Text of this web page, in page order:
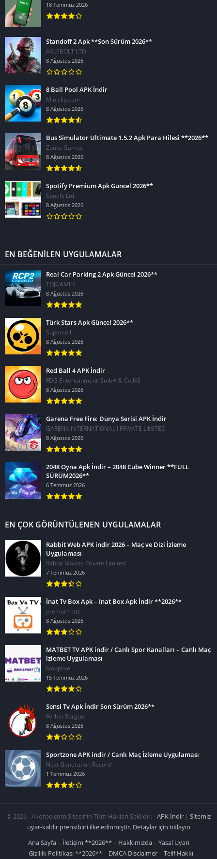
18 Temmuz 2026
Standoff 2 Apk **Son Sürüm 2026**
AXLEBOLT LTD
8 Ağustos 2026
8 Ball Pool APK İndir
Miniclip.com
8 Ağustos 2026
Bus Simulator Ultimate 1.5.2 Apk Para Hilesi **2026**
Zuuks Games
8 Ağustos 2026
Spotify Premium Apk Güncel 2026**
Spotify Ltd.
8 Ağustos 2026
EN BEĞENİLEN UYGULAMALAR
Real Car Parking 2 Apk Güncel 2026**
TOJGAMES
8 Ağustos 2026
Türk Stars Apk Güncel 2026**
Supercell
8 Ağustos 2026
Red Ball 4 APK İndir
FDG Entertainment GmbH & Co.KG
8 Ağustos 2026
Garena Free Fire: Dünya Serisi APK İndir
GARENA INTERNATIONAL I PRIVATE LIMITED
8 Ağustos 2026
2048 Oyna Apk İndir – 2048 Cube Winner **FULL
SÜRÜM2026**
6 Temmuz 2026
EN ÇOK GÖRÜNTÜLENEN UYGULAMALAR
Rabbit Web APK indir 2026 – Maç ve Dizi İzleme
Uygulaması
Rabbit Movies Private Limited
7 Temmuz 2026
İnat Tv Box Apk – Inat Box Apk İndir **2026**
premuim ott
8 Ağustos 2026
MATBET TV APK indir / Canlı Spor Kanalları – Canlı Maç
izleme Uygulaması
tvapplive
15 Temmuz 2026
Sensi Tv Apk İndir Son Sürüm 2026**
Ferhat Sorgun
8 Ağustos 2026
Sportzone APK indir / Canlı Maç İzleme Uygulaması
Next Generation Record
1 Temmuz 2026
© 2026 - Akorpe.com Sitesinin Tüm Hakları Saklıdır. -APK İndir | Sitemiz
uyar-kaldır prensibini ilke edinmiştir. Detaylar için tıklayın
Ana Sayfa
İletişim **2026** Hakkımızda
Yasal Uyarı
Gizlilik Politikası **2026**
DMCA Disclaimer Telif Hakkı